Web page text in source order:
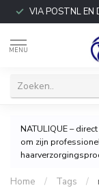
VIA POSTNL EN
MENU
NATULIQUE –
om zijn
Home / Tags /